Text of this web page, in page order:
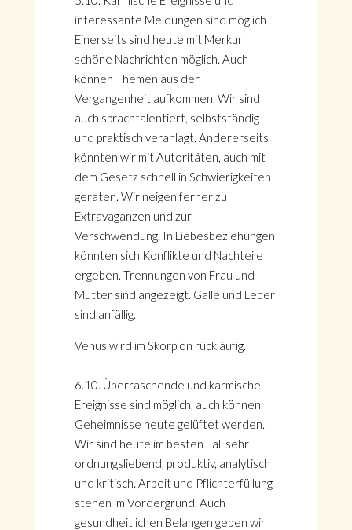
interessante Meldungen sind möglich
Einerseits sind heute mit Merkur
schöne Nachrichten möglich. Auch
können Themen aus der
Vergangenheit aufkommen. Wir sind
auch sprachtalentiert, selbstständig
und praktisch veranlagt. Andererseits
könnten wir mit Autoritäten, auch mit
dem Gesetz schnell in Schwierigkeiten
geraten. Wir neigen ferner zu
Extravaganzen und zur
Verschwendung. In Liebesbeziehungen
könnten sich Konflikte und Nachteile
ergeben. Trennungen von Frau und
Mutter sind angezeigt. Galle und Leber
sind anfällig.
Venus wird im Skorpion rückläufig.
6.10. Überraschende und karmische
Ereignisse sind möglich, auch können
Geheimnisse heute gelüftet werden.
Wir sind heute im besten Fall sehr
ordnungsliebend, produktiv, analytisch
und kritisch. Arbeit und Pflichterfüllung
stehen im Vordergrund. Auch
gesundheitlichen Belangen geben wir